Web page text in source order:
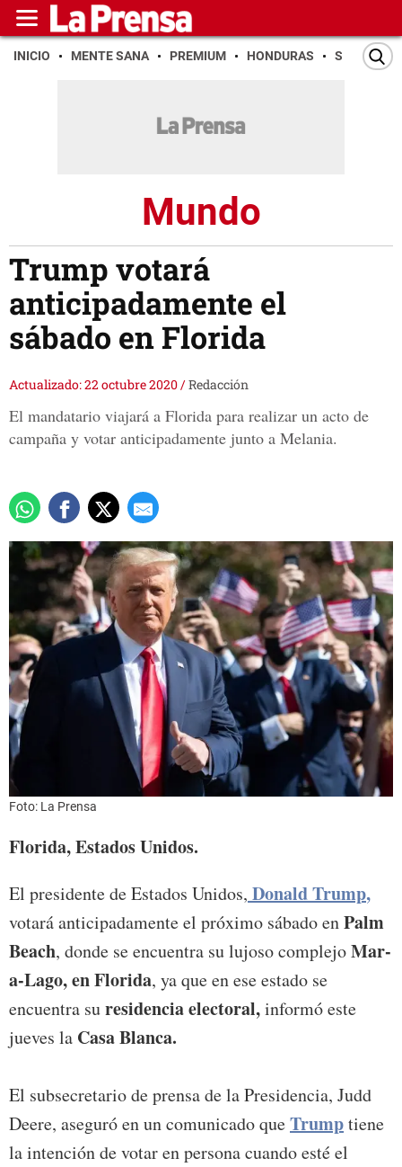
INICIO MENTE SANA PREMIUM HONDURAS SAN PEDRO
Mundo
Trump votará
anticipadamente el
sábado en Florida
Actualizado: 22 octubre 2020/Redacción
El mandatario viajará a Florida para realizar un acto de
campaña y votar anticipadamente junto a Melania.
Foto: La Prensa
Florida, Estados Unidos.
El presidente de Estados Unidos, Donald Trump,
votará anticipadamente el próximo sábado enPalm
Beach, donde se encuentra su lujoso complejoMar-
a-Lago, en Florida, ya que en ese estado se
encuentra suresidencia electoral,informó este
jueves la Casa Blanca.
El subsecretario de prensa de la Presidencia, Judd
Deere, aseguró en un comunicado queTrumptiene
la intención de votar en persona cuando esté el